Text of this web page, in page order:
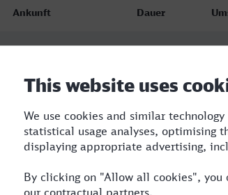
Ankunft Dauer
22:17
Baden-Baden
23.08.26
13:18
6:19 1